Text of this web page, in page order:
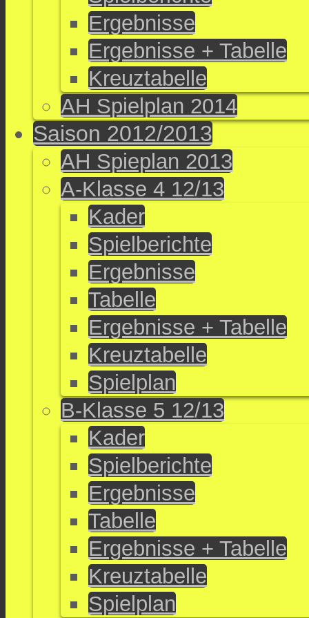
Ergebnisse
Ergebnisse + Tabelle
Kreuztabelle
AH Spielplan 2014
Saison 2012/2013
AH Spieplan 2013
A-Klasse 4 12/13
Kader
Spielberichte
Ergebnisse
Tabelle
Ergebnisse + Tabelle
Kreuztabelle
Spielplan
B-Klasse 5 12/13
Kader
Spielberichte
Ergebnisse
Tabelle
Ergebnisse + Tabelle
Kreuztabelle
Spielplan